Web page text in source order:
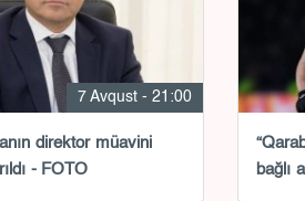
7 Avqust - 21:00
direktor müavini
- FOTO
bağlı